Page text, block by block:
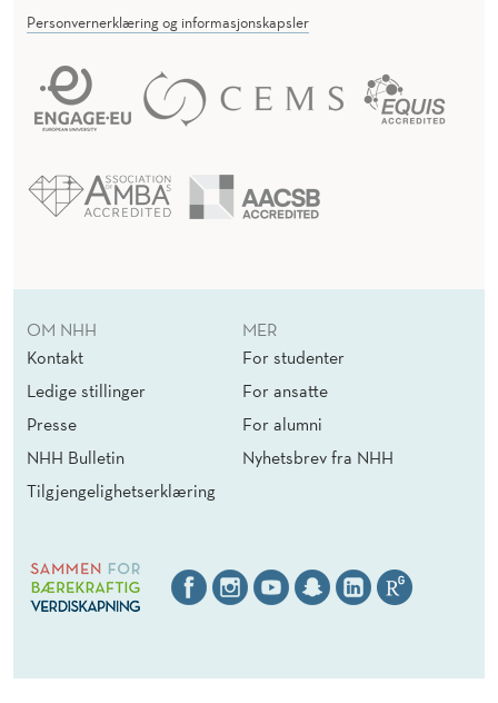
Personvernerklæring og informasjonskapsler
OM NHH
Kontakt
Ledige stillinger
Presse
NHH Bulletin
Tilgjengelighetserklæring
MER
For studenter
For ansatte
For alumni
Nyhetsbrev fra NHH